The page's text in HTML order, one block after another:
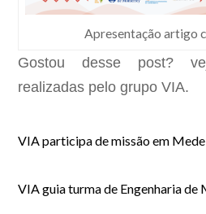
Apresentação artigo
Gostou desse post?
realizadas pelo grupo VIA.
VIA participa de missão em
VIA guia turma de Engenharia de